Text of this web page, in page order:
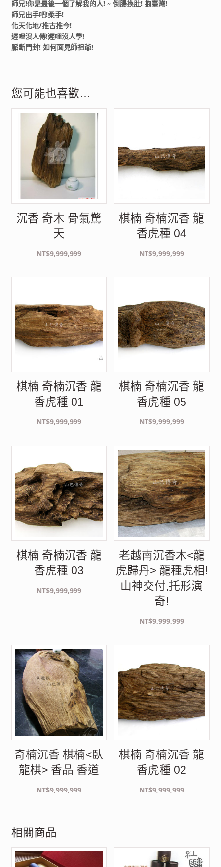
師兄!你是最後一個了解我的人! ~ 倒腸換肚! 抱臺灣!
師兄出手吧!柔手!
化天化地/推古推今!
遲哩沒人傳!遲哩沒人學!
脈斷門封! 如何面見師祖爺!
您可能也喜歡…
沉香 奇木 骨氣驚
天
NT$9,999,999
棋楠 奇楠沉香 龍
香虎種 04
NT$9,999,999
棋楠 奇楠沉香 龍
香虎種 01
NT$9,999,999
棋楠 奇楠沉香 龍
香虎種 05
NT$9,999,999
棋楠 奇楠沉香 龍
香虎種 03
NT$9,999,999
老越南沉香木<龍
虎歸丹> 龍種虎相!
山神交付,托形演
奇!
NT$9,999,999
奇楠沉香 棋楠<臥
龍棋> 香品 香道
NT$9,999,999
棋楠 奇楠沉香 龍
香虎種 02
NT$9,999,999
相關商品